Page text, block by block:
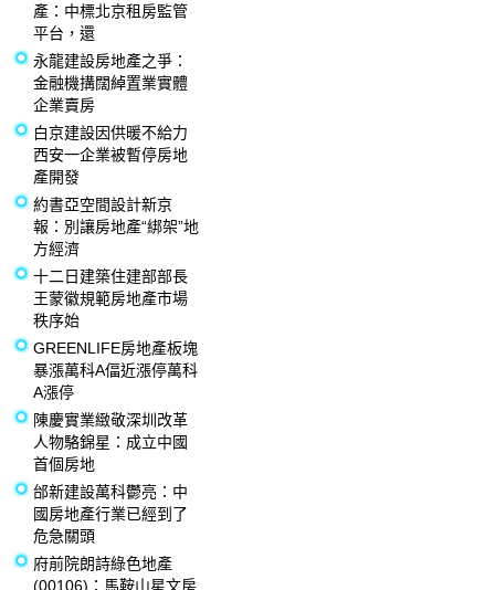
產：中標北京租房監管
平台，還
永龍建設房地產之爭：
金融機搆闊綽置業實體
企業賣房
白京建設因供暖不給力
西安一企業被暫停房地
產開發
約書亞空間設計新京
報：別讓房地產“綁架”地
方經濟
十二日建築住建部部長
王蒙徽規範房地產市場
秩序始
GREENLIFE房地產板塊
暴漲萬科A偪近漲停萬科
A漲停
陳慶實業緻敬深圳改革
人物駱錦星：成立中國
首個房地
邰新建設萬科鬱亮：中
國房地產行業已經到了
危急關頭
府前院朗詩綠色地產
(00106)：馬鞍山星文房